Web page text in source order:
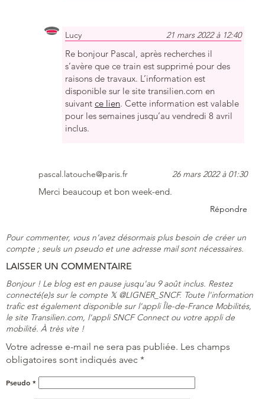
Lucy 21 mars 2022 à 12:40
Re bonjour Pascal, après recherches il
s’avère que ce train est supprimé pour des
raisons de travaux. L’information est
disponible sur le site transilien.com en
suivant ce lien. Cette information est valable
pour les semaines jusqu’au vendredi 8 avril
inclus.
pascal.latouche@paris.fr 26 mars 2022 à 01:30
Merci beaucoup et bon week-end.
Répondre
Pour commenter, vous n’avez désormais plus besoin de créer un
compte ; seuls un pseudo et une adresse mail sont nécessaires.
LAISSER UN COMMENTAIRE
Bonjour ! Le blog est en pause jusqu'au 9 août inclus. Restez
connecté(e)s sur le compte 𝕏 @LIGNER_SNCF. Toute l'information
trafic est également disponible sur l'appli Île-de-France Mobilités,
le site Transilien.com, l'appli SNCF Connect ou votre appli de
mobilité. À très vite !
Votre adresse e-mail ne sera pas publiée. Les champs
obligatoires sont indiqués avec *
Pseudo *